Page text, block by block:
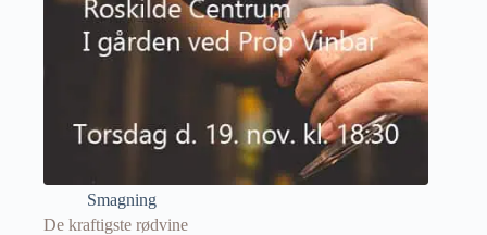
Smagning
De kraftigste rødvine